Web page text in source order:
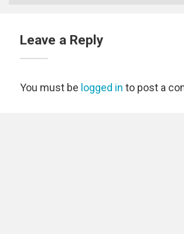
Leave a Reply
You must be logged in to post a